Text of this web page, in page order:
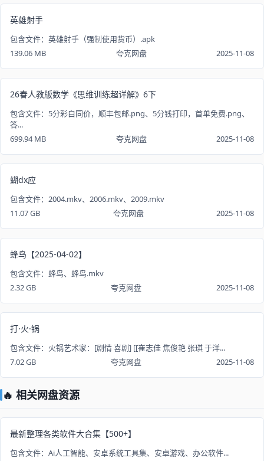
英雄射手
包含文件：英雄射手（强制使用货币）.apk
139.06 MB
夸克网盘 2025-11-08
26春人教版数学《思维训练超详解》6下
包含文件：5分彩白同价，顺丰包邮.png、5分钱打印，首单免费.png、
答...
699.94 MB
夸克网盘 2025-11-08
蝴dx应
包含文件：2004.mkv、2006.mkv、2009.mkv
11.07 GB
夸克网盘 2025-11-08
蜂鸟【2025-04-02】
包含文件：蜂鸟、蜂鸟.mkv
2.32 GB
夸克网盘 2025-11-08
打·火·锅
包含文件：火锅艺术家：[剧情 喜剧] [[崔志佳 焦俊艳 张琪 于洋...
7.02 GB
夸克网盘 2025-11-08
🔥 相关网盘资源
最新整理各类软件大合集【500+】
包含文件：Ai人工智能、安卓系统工具集、安卓游戏、办公软件...